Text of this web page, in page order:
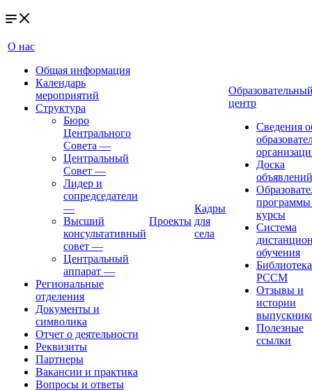
О нас
Общая информация
Календарь
мероприятий
Структура
Бюро
Центрального
Совета —
Центральный
Совет —
Лидер и
сопредседатели
—
Высший
консультативный
совет —
Центральный
аппарат —
Региональные
отделения
Документы и
символика
Отчет о деятельности
Реквизиты
Партнеры
Вакансии и практика
Вопросы и ответы
Проекты
Кадры
для
села
центр
Сведения
Доска
объявлений
курсы
Система
обучения
Библиотека
РССМ
Отзывы и
истории
Полезные
ссылки